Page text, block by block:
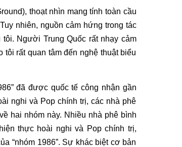
thoạt nhìn mang tính toàn cầu
nhiên, nguồn cảm hứng trong tác
Người Trung Quốc rất nhạy cảm
rất quan tâm đến nghệ thuật biểu
đã được quốc tế công nhận gần
nghi và Pop chính trị, các nhà phê
hai nhóm này. Nhiều nhà phê bình
thực hoài nghi và Pop chính trị,
“nhóm 1986”. Sự khác biệt cơ bản